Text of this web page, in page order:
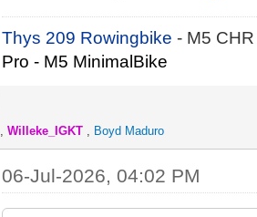
Thys 209 Rowingbike- M5
Pro - M5 MinimalBike
, Willeke_IGKT , Boyd Maduro
06-Jul-2026, 04:02 PM